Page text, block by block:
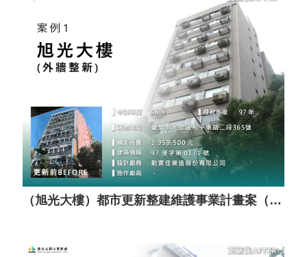
（旭光大樓）都市更新整建維護事業計畫案（套餐A）